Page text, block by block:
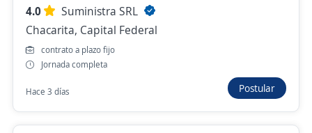
Gral. Pacheco, Buenos Aires
Hace 13 horas
Empleo destacado
operarios/as para logística con experiencia
exclyente
4.0
Suministra SRL
Chacarita, Capital Federal
contrato a plazo fijo
Jornada completa
Hace 3 días Postular